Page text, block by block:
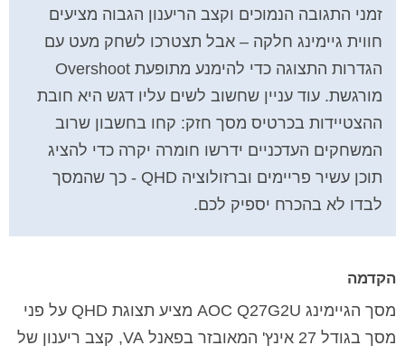
זמני התגובה הנמוכים וקצב הריענון הגבוה מציעים
חווית גיימינג חלקה – אבל תצטרכו לשחק מעט עם
הגדרות התצוגה כדי להימנע מתופעת Overshoot
מורגשת. עוד עניין שחשוב לשים עליו דגש היא חובת
ההצטיידות בכרטיס מסך חזק: קחו בחשבון שרוב
המשחקים העדכניים ידרשו חומרה יקרה כדי להציג
תוכן עשיר פריימים וברזולוציה QHD - כך שהמסך
לבדו לא בהכרח יספיק לכם.
הקדמה
מסך הגיימינג AOC Q27G2U מציע תצוגת QHD על פני
מסך בגודל 27 אינץ' המאובזר בפאנל VA, קצב ריענון של